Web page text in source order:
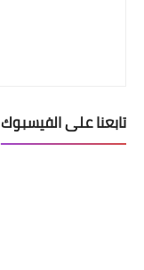
تابعنا على الفيسبوك